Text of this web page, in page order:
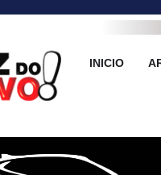
INICIO